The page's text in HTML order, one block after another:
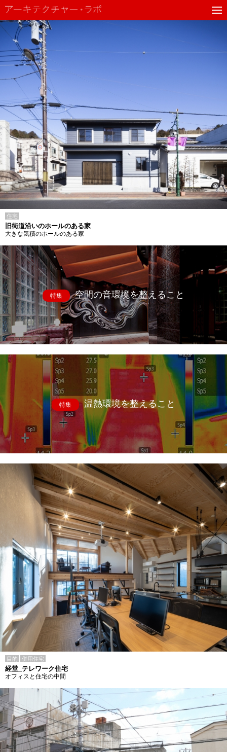
住宅
旧街道沿いのホールのある家
大きな気積のホールのある家
特集 空間の音環境を整えること
特集 温熱環境を整えること
目的 併用住宅
経堂_テレワーク住宅
オフィスと住宅の中間